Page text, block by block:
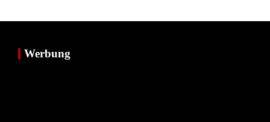
Werbung